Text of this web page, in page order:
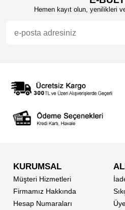
Hemen kayıt olun, yenilikleri
KURUMSAL
Müşteri Hizmetleri
Firmamız Hakkında
Hesap Numaraları